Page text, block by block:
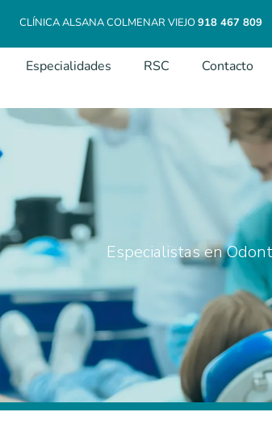
CLÍNICA ALSANA COLMENAR VIEJO918 467 809
Especialidades RSC Contacto
Especialistas en